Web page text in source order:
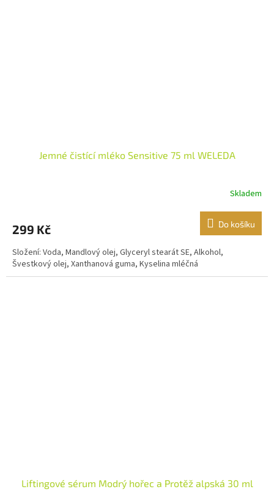
Jemné čistící mléko Sensitive 75 ml WELEDA
Skladem
299 Kč Do košíku
Složení: Voda, Mandlový olej, Glyceryl stearát SE, Alkohol,
Švestkový olej, Xanthanová guma, Kyselina mléčná
Liftingové sérum Modrý hořec a Protěž alpská 30 ml